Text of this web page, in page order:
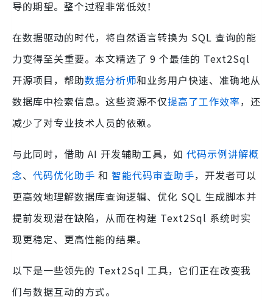
导的期望。整个过程非常低效！
在数据驱动的时代，将自然语言转换为 SQL 查询的能
力变得至关重要。本文精选了 9 个最佳的 Text2Sql
开源项目，帮助数据分析师和业务用户快速、准确地从
数据库中检索信息。这些资源不仅提高了工作效率，还
减少了对专业技术人员的依赖。
与此同时，借助 AI 开发辅助工具，如 代码示例讲解概
念、 代码优化助手 和 智能代码审查助手，开发者可以
更高效地理解数据库查询逻辑、优化 SQL 生成脚本并
提前发现潜在缺陷，从而在构建 Text2Sql 系统时实
现更稳定、更高性能的结果。
以下是一些领先的 Text2Sql 工具，它们正在改变我
们与数据互动的方式。